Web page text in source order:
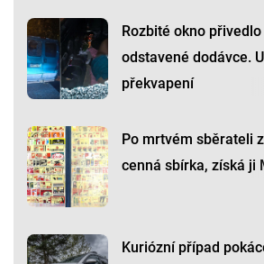
Rozbité okno
odstavené dodávce.
překvapení
Po mrtvém sběrateli
cenná sbírka, získá ji
Kuriózní případ